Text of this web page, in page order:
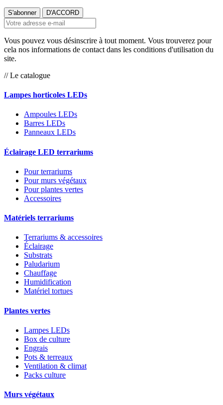
Vous pouvez vous désinscrire à tout moment. Vous trouverez pour
cela nos informations de contact dans les conditions d'utilisation du
site.
// Le catalogue
Lampes horticoles LEDs
Ampoules LEDs
Barres LEDs
Panneaux LEDs
Éclairage LED terrariums
Pour terrariums
Pour murs végétaux
Pour plantes vertes
Accessoires
Matériels terrariums
Terrariums & accessoires
Éclairage
Substrats
Paludarium
Chauffage
Humidification
Matériel tortues
Plantes vertes
Lampes LEDs
Box de culture
Engrais
Pots & terreaux
Ventilation & climat
Packs culture
Murs végétaux